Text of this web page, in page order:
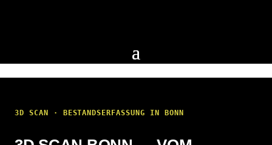
3D SCAN · BESTANDSERFASSUNG IN BONN